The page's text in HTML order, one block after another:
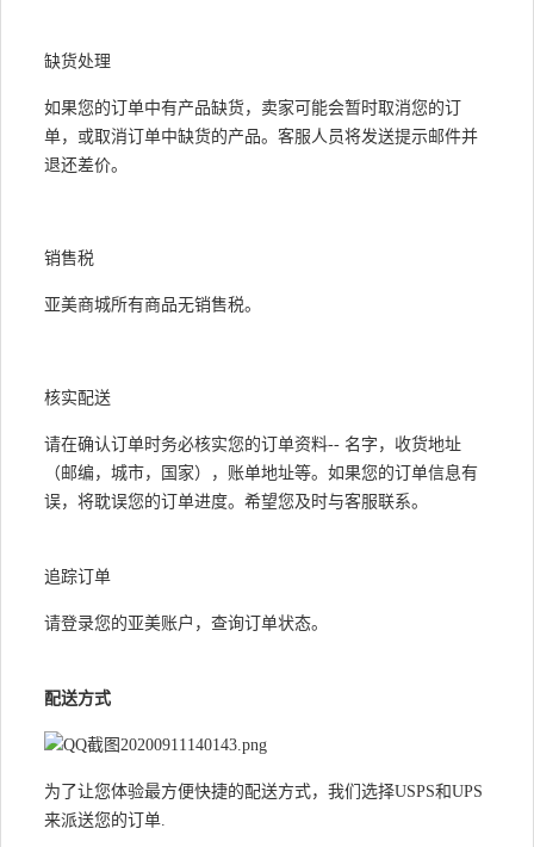
缺货处理
如果您的订单中有产品缺货，卖家可能会暂时取消您的订
单，或取消订单中缺货的产品。客服人员将发送提示邮件并
退还差价。
销售税
亚美商城所有商品无销售税。
核实配送
请在确认订单时务必核实您的订单资料-- 名字，收货地址
（邮编，城市，国家），账单地址等。如果您的订单信息有
误，将耽误您的订单进度。希望您及时与客服联系。
追踪订单
请登录您的亚美账户，查询订单状态。
配送方式
为了让您体验最方便快捷的配送方式，我们选择USPS和UPS
来派送您的订单.